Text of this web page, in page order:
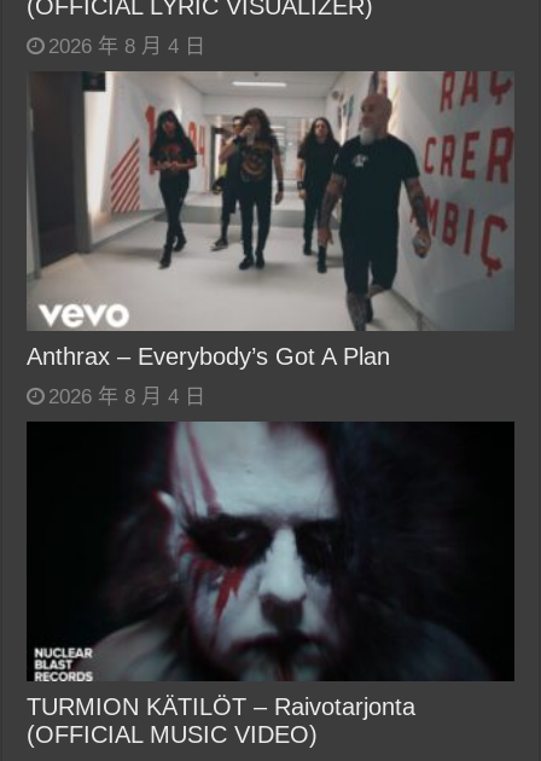
(OFFICIAL LYRIC VISUALIZER)
2026 年 8 月 4 日
Anthrax – Everybody’s Got A Plan
2026 年 8 月 4 日
TURMION KÄTILÖT – Raivotarjonta
(OFFICIAL MUSIC VIDEO)